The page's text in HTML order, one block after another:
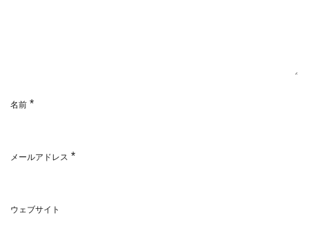
名前 *
メールアドレス *
ウェブサイト